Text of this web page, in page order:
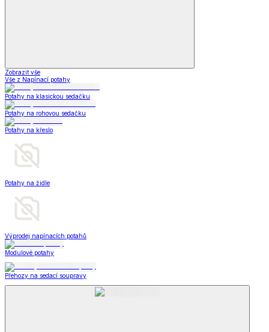
Zobrazit vše
Vše z Napínací potahy
Potahy na klasickou sedačku
Potahy na rohovou sedačku
Potahy na křeslo
Potahy na židle
Výprodej napínacích potahů
Modulové potahy
Přehozy na sedací soupravy